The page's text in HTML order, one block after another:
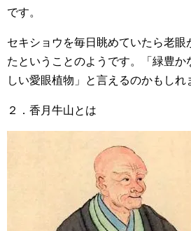
です。
セキショウを毎日眺めていたら老眼
たということのようです。「緑豊か
しい愛眼植物」と言えるのかもしれ
２．香月牛山とは